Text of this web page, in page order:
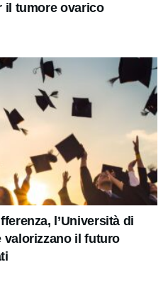
il tumore ovarico
l’Università di
valorizzano il futuro